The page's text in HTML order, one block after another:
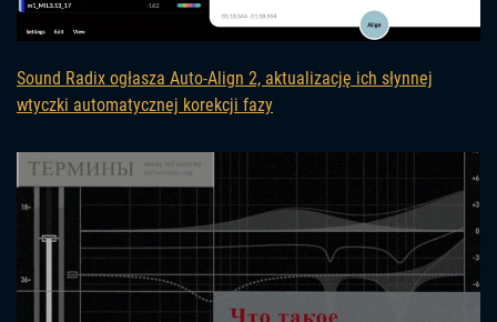
Sound Radix ogłasza Auto-Align 2, aktualizację ich słynnej
wtyczki automatycznej korekcji fazy